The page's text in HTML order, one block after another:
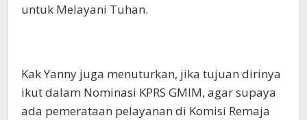
untuk Melayani Tuhan.
Kak Yanny juga menuturkan, jika tujuan dirinya
ikut dalam Nominasi KPRS GMIM, agar supaya
ada pemerataan pelayanan di Komisi Remaja